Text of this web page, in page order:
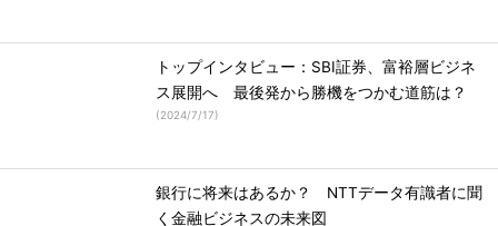
トップインタビュー：SBI証券、富裕層ビジネ
ス展開へ 最後発から勝機をつかむ道筋は？
(2024/7/17)
銀行に将来はあるか？ NTTデータ有識者に聞
く金融ビジネスの未来図